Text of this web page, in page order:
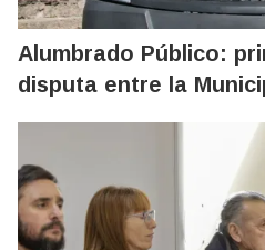
Alumbrado Público:
disputa entre la